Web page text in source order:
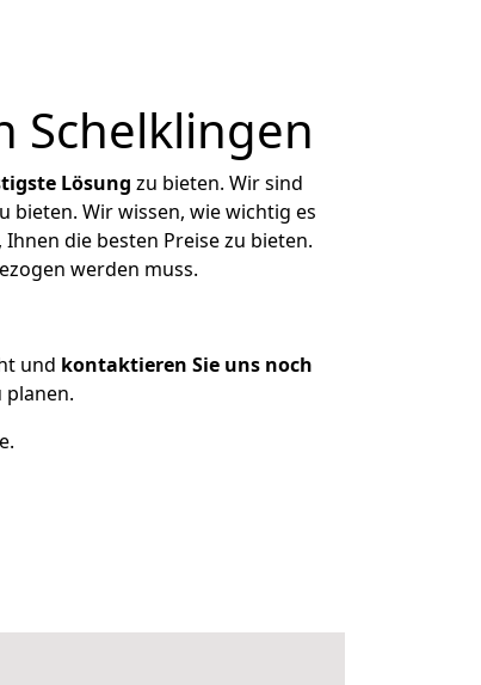
Schelklingen
Lösung zu bieten. Wir sind
bieten. Wir wissen, wie wichtig es
die besten Preise zu bieten.
werden muss.
und kontaktieren Sie uns noch